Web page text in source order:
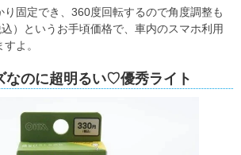
固定でき、360度回転するので角度調整も
）というお手頃価格で、車内のスマホ利用
よ。
なのに超明るい♡優秀ライト